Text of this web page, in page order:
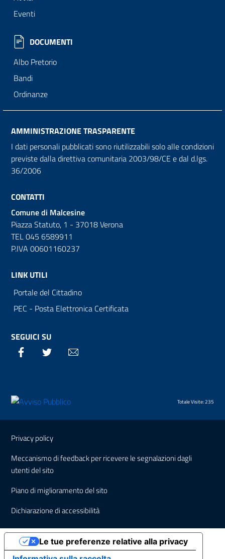
Eventi
DOCUMENTI
Albo Pretorio
Bandi
Ordinanze
AMMINISTRAZIONE TRASPARENTE
I dati personali pubblicati sono riutilizzabili solo alle condizioni
previste dalla direttiva comunitaria 2003/98/CE e dal d.lgs.
36/2006
CONTATTI
Comune di Malcesine
Piazza Statuto, 1 - 37018 Verona
TEL 045 6589911
P.IVA 00601160237
LINK UTILI
Portale del Cittadino
PEC - Posta Elettronica Certificata
SEGUICI SU
Facebook Twitter
Totale Visite: 235
Sezione Link Utili
Privacy policy
Meccanismo di feedback per ricevere le segnalazioni dagli
utenti del sito
Piano di miglioramento del sito
Dichiarazione di accessibilità
Le tue preferenze relative alla privacy